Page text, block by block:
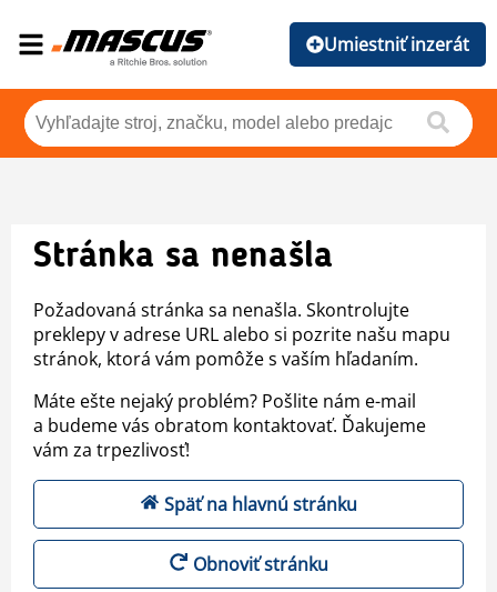
Umiestniť inzerát
Stránka sa nenašla
Požadovaná stránka sa nenašla. Skontrolujte
preklepy v adrese URL alebo si pozrite našu mapu
stránok, ktorá vám pomôže s vaším hľadaním.
Máte ešte nejaký problém? Pošlite nám e-mail
a budeme vás obratom kontaktovať. Ďakujeme
vám za trpezlivosť!
Späť na hlavnú stránku
Obnoviť stránku